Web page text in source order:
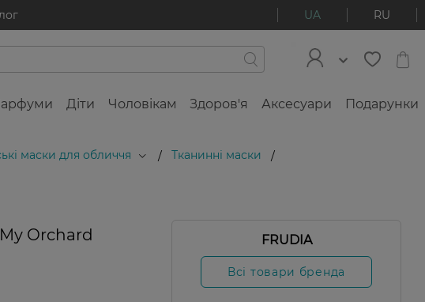
UA RU
Діти Чоловікам Здоров'я Аксесуари Подарунки
маски для обличчя / Тканинні маски
/
Orchard
FRUDIA
Всі товари бренда